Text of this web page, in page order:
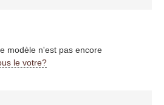
modèle n'est pas encore
le votre?